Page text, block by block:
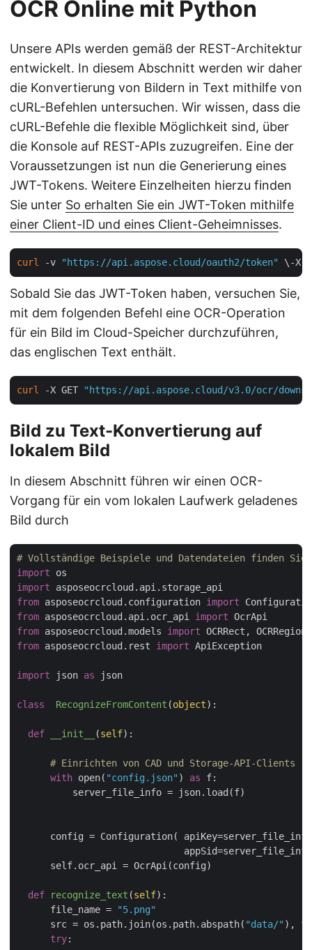
OCR Online mit Python
Unsere APIs werden gemäß der REST-Architektur
entwickelt. In diesem Abschnitt werden wir daher
die Konvertierung von Bildern in Text mithilfe von
cURL-Befehlen untersuchen. Wir wissen, dass die
cURL-Befehle die flexible Möglichkeit sind, über
die Konsole auf REST-APIs zuzugreifen. Eine der
Voraussetzungen ist nun die Generierung eines
JWT-Tokens. Weitere Einzelheiten hierzu finden
Sie unter So erhalten Sie ein JWT-Token mithilfe
einer Client-ID und eines Client-Geheimnisses.
curl -v "https://api.aspose.cloud/oauth2/token" \-X
Sobald Sie das JWT-Token haben, versuchen Sie,
mit dem folgenden Befehl eine OCR-Operation
für ein Bild im Cloud-Speicher durchzuführen,
das englischen Text enthält.
curl -X GET "https://api.aspose.cloud/v3.0/ocr/
Bild zu Text-Konvertierung auf
lokalem Bild
In diesem Abschnitt führen wir einen OCR-
Vorgang für ein vom lokalen Laufwerk geladenes
Bild durch
# Vollständige Beispiele und Datendateien finden
import
import
from asposeocrcloud.configuration import
from asposeocrcloud.api.ocr_api import
from asposeocrcloud.models import
from asposeocrcloud.rest import ApiException
import json as json
class RecognizeFromContent (object):
def __init__ (self):
# Einrichten von CAD und Storage-API-Clients
with open( "config.json" ) as f:
          server_file_info = json.load(f)
config = Configuration(
      self.ocr_api = OcrApi(config)
def recognize_text (self):
      file_name =
"5.png"
      src = os.path.join(os.path.abspath(
"data/" ),
try: